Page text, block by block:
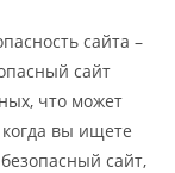
сайта –
сайт
что может
вы ищете
сайт,